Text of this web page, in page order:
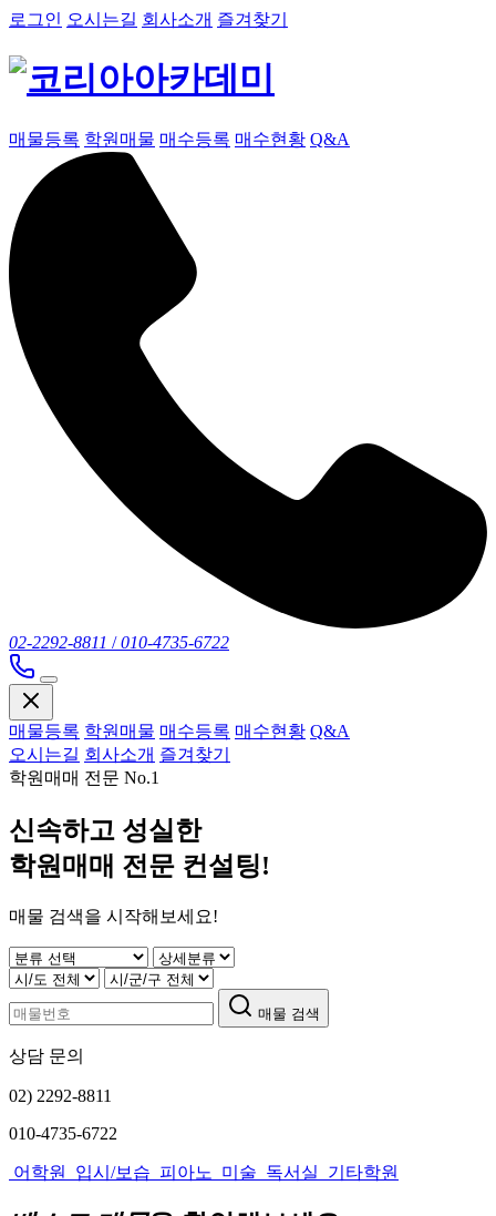
로그인 오시는길 회사소개 즐겨찾기
매물등록 학원매물 매수등록 매수현황 Q&A
02-2292-8811 / 010-4735-6722
매물등록 학원매물 매수등록 매수현황 Q&A
오시는길 회사소개 즐겨찾기
학원매매 전문 No.1
신속하고 성실한
학원매매 전문 컨설팅!
매물 검색을 시작해보세요!
매물 검색
상담 문의
02) 2292-8811
010-4735-6722
어학원 입시/보습 피아노 미술 독서실 기타학원